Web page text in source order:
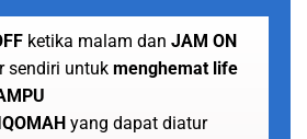
ketika malam dan JAM ON
sendiri untuk menghemat life
yang dapat diatur